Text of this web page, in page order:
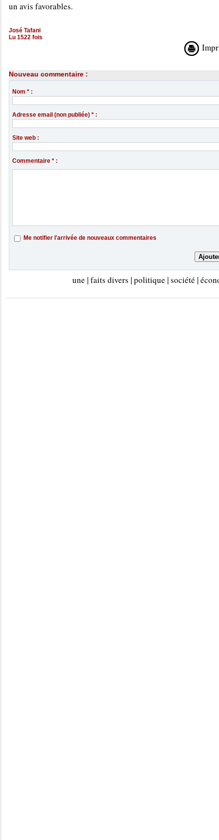
un avis favorables.
José Tafani
Lu 1522 fois
Nouveau commentaire :
Nom * :
Adresse email (non publiée) * :
Site web :
Commentaire * :
Me notifier l'arrivée de nouveaux commentaires
une |faits divers |politique |société |